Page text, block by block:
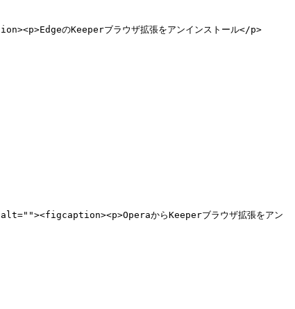
のKeeperブラウザ拡張をアンインストール</p>
からKeeperブラウザ拡張をアン